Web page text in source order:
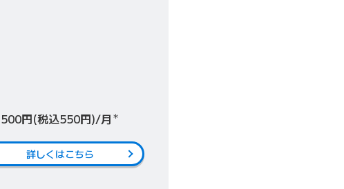
500円(税込550円)/月 ＊
詳しくはこちら